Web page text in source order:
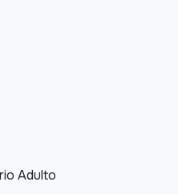
Adulto